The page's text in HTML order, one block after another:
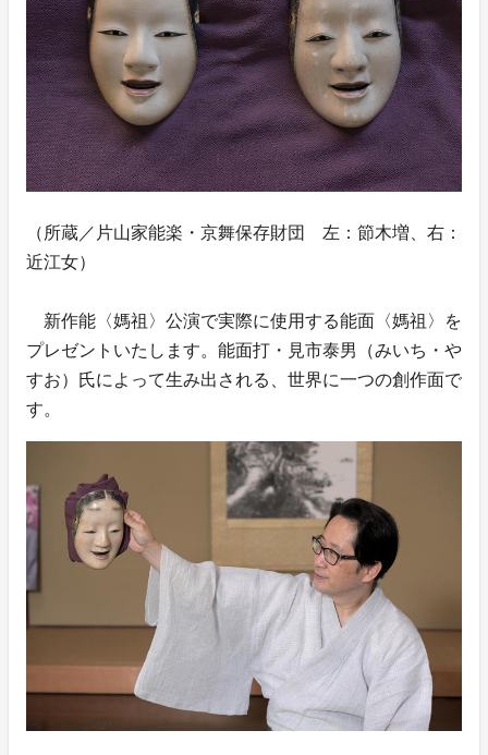
（所蔵／片山家能楽・京舞保存財団 左：節木増、右：
近江女）
新作能〈媽祖〉公演で実際に使用する能面〈媽祖〉を
プレゼントいたします。能面打・見市泰男（みいち・や
すお）氏によって生み出される、世界に一つの創作面で
す。